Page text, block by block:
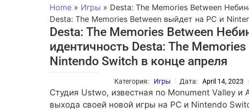
Ярмак рвет в клочья
Lords of the Fallen
Инженеры Capcom
Новый год со звездой:
Для Fallout New Vegas
Исчезнувшие: красавицы,
Home » Игры » Desta: The Memories Between
Desta: The Memories Between выйдет на PC и
Desta: The Memories Between
идентичность Desta: The
Nintendo Switch в конце апреля
Категория: Игры Дата: April 14, 2023
Студия Ustwo, известная по Monument Valley
выхода своей новой игры на PC и Nintendo